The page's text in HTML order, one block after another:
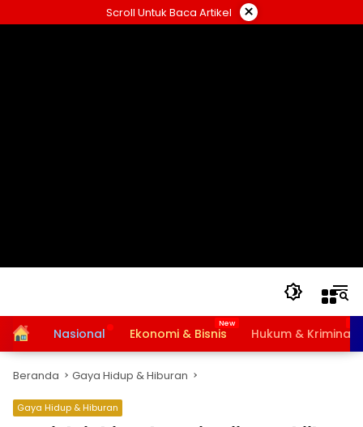
ke
Scroll Untuk Baca Artikel ×
HomeNasional Ekonomi & Bisnis Hukum & Kriminal
Beranda Gaya Hidup & Hiburan
Gaya Hidup & Hiburan